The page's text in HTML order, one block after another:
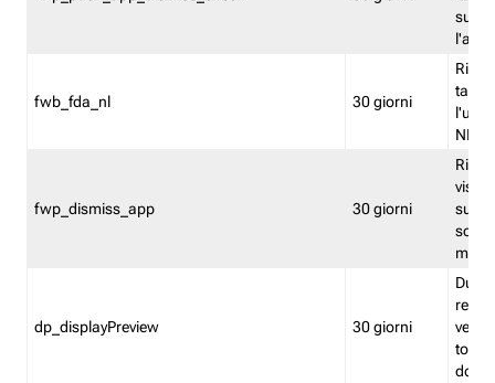
fwb_fda_nl 30 giorni
NL
fwp_dismiss_app 30 giorni
visto
dp_displayPreview 30 giorni
torna
dopo